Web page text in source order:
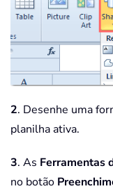
2. Desenhe uma
planilha ativa.
3. As Ferramentas
no botão